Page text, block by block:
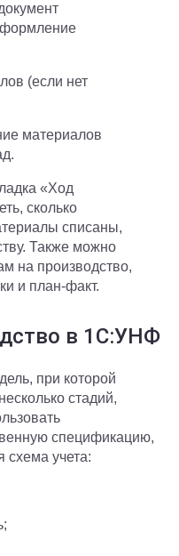
(если нет
материалов
«Ход
сколько
списаны,
Также можно
на производство,
и план-факт.
в 1С:УНФ
при которой
стадий,
спецификацию,
схема учета: